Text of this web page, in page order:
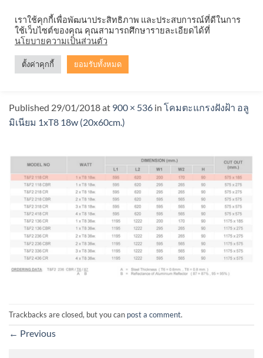
content
Published 29/01/2018at 900 × 536 in โคมตะแกรงฝังฝ้า อลู
มิเนียม 1xT8 18w (20x60cm.)
Trackbacks are closed, but you can post a comment.
← Previous
เราใช้คุกกี้เพื่อพัฒนาประสิทธิภาพ และประสบการณ์ที่ดีในการ
ใช้เว็บไซต์ของคุณ คุณสามารถศึกษารายละเอียดได้ที่
นโยบายความเป็นส่วนตัว
ตั้งค่าคุกกี้ ยอมรับทั้งหมด